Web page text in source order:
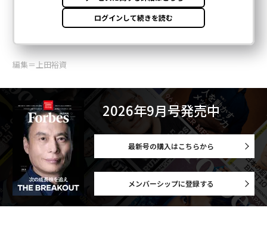
編集＝上田裕資
2026年9月号発売中
最新号の購入はこちらから
メンバーシップに登録する